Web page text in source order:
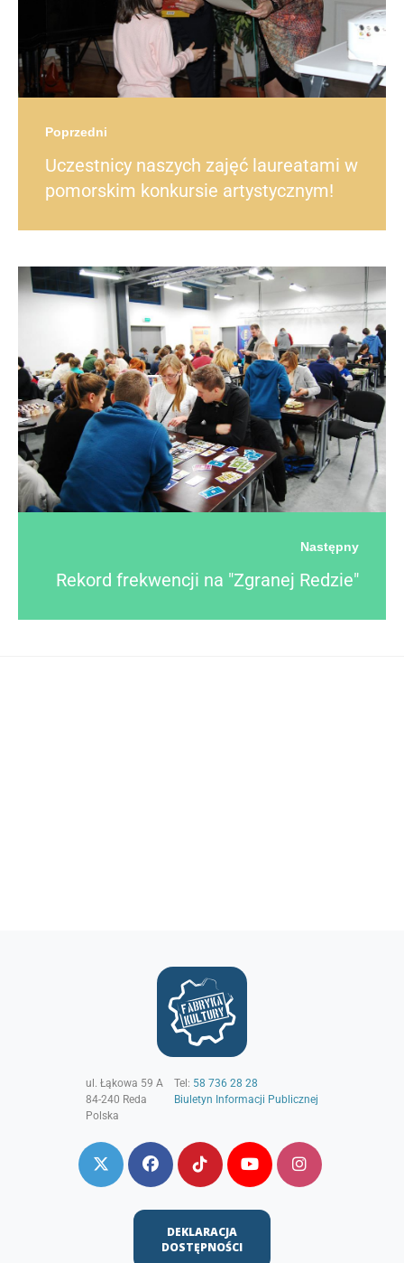
Poprzedni
Uczestnicy naszych zajęć laureatami w
pomorskim konkursie artystycznym!
Następny
Rekord frekwencji na "Zgranej Redzie"
ul. Łąkowa 59 A
84-240 Reda
Polska
Tel: 58 736 28 28
Biuletyn Informacji Publicznej
DEKLARACJA
DOSTĘPNOŚCI